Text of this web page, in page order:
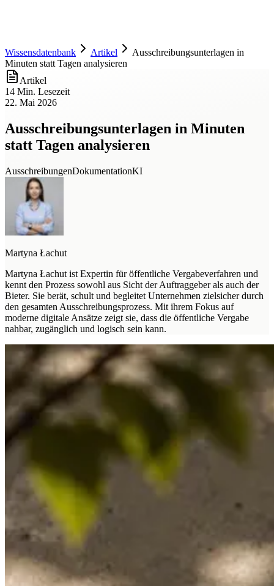
Wissensdatenbank Artikel
Ausschreibungsunterlagen in
Minuten statt Tagen analysieren
Artikel
14 Min. Lesezeit
22. Mai 2026
Ausschreibungsunterlagen in Minuten
statt Tagen analysieren
AusschreibungenDokumentationKI
Martyna Łachut
Martyna Łachut ist Expertin für öffentliche Vergabeverfahren und
kennt den Prozess sowohl aus Sicht der Auftraggeber als auch der
Bieter. Sie berät, schult und begleitet Unternehmen zielsicher durch
den gesamten Ausschreibungsprozess. Mit ihrem Fokus auf
moderne digitale Ansätze zeigt sie, dass die öffentliche Vergabe
nahbar, zugänglich und logisch sein kann.